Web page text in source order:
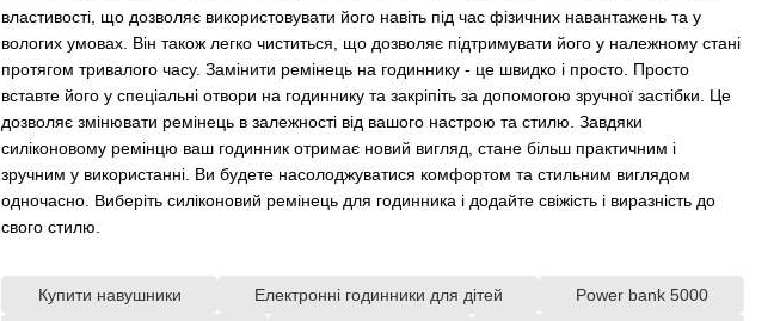
властивості, що дозволяє використовувати його навіть під час фізичних навантажень та у
вологих умовах. Він також легко чиститься, що дозволяє підтримувати його у належному стані
протягом тривалого часу. Замінити ремінець на годиннику - це швидко і просто. Просто
вставте його у спеціальні отвори на годиннику та закріпіть за допомогою зручної застібки. Це
дозволяє змінювати ремінець в залежності від вашого настрою та стилю. Завдяки
силіконовому ремінцю ваш годинник отримає новий вигляд, стане більш практичним і
зручним у використанні. Ви будете насолоджуватися комфортом та стильним виглядом
одночасно. Виберіть силіконовий ремінець для годинника і додайте свіжість і виразність до
свого стилю.
Купити навушники Електронні годинники для дітей
Power bank 5000